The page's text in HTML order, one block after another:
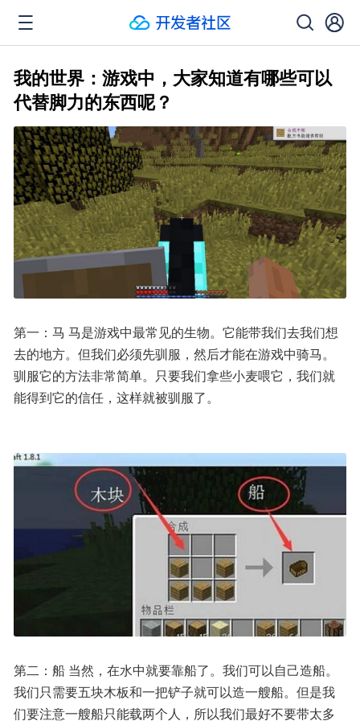
我的世界：游戏中，大家知道有哪些可以
代替脚力的东西呢？
第一：马 马是游戏中最常见的生物。它能带我们去我们想
去的地方。但我们必须先驯服，然后才能在游戏中骑马。
驯服它的方法非常简单。只要我们拿些小麦喂它，我们就
能得到它的信任，这样就被驯服了。
第二：船 当然，在水中就要靠船了。我们可以自己造船。
我们只需要五块木板和一把铲子就可以造一艘船。但是我
们要注意一艘船只能载两个人，所以我们最好不要带太多